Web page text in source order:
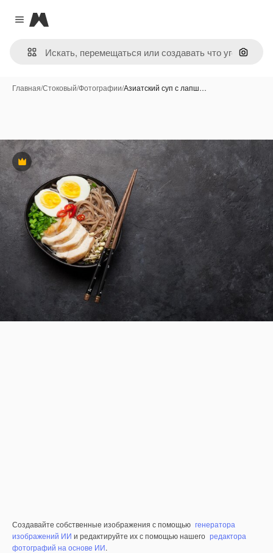
Close menu
Magnific
Поиск
Главная/Стоковый/Фотографии/Азиатский суп с лапш…
Премиум
Создавайте собственные изображения с помощью генератора
изображений ИИ и редактируйте их с помощью нашего редактора
фотографий на основе ИИ.